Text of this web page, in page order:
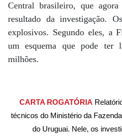
Central brasileiro, que
resultado da investigação.
explosivos. Segundo eles, a
um esquema que pode ter
milhões.
CARTA ROGATÓRIA
técnicos do Ministério da
do Uruguai. Nele, os